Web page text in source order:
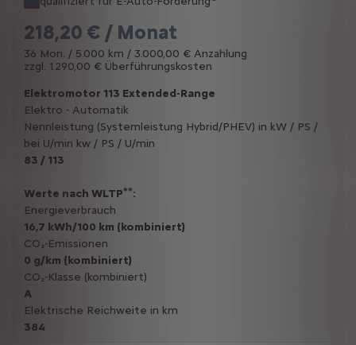
218,20 € / Monat
36 Mon. / 5.000 km / 3.000,00 € Anzahlung
zzgl. 1.290,00 € Überführungskosten
Elektromotor 113 Extended-Range
Elektro - Automatik
Nennleistung (Systemleistung Hybrid/PHEV) in kW / PS /
bei U/min kw / PS / U/min
83 / 113
Werte nach WLTP**:
Energieverbrauch
16,7 kWh/100 km (kombiniert)
CO₂-Emissionen
0 g/km (kombiniert)
CO₂-Klasse (kombiniert)
A
Elektrische Reichweite in km
384